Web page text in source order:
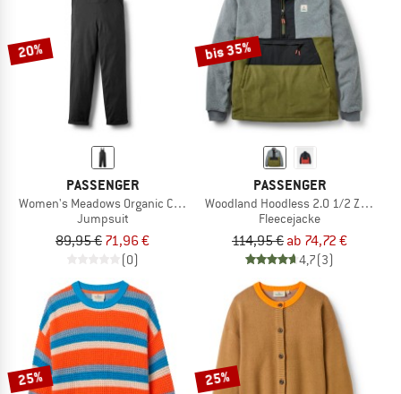
20%
PASSENGER
Women's Meadows Organic Cotton Dungarees 2.0
Jumpsuit
89,95 € 71,96 €
(0)
bis 35%
PASSENGER
Woodland Hoodless 2.0 1/2 Zip
Fleecejacke
114,95 € ab 74,72 €
4,7(3)
25% 25%